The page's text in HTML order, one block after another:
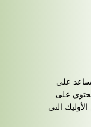
على
على
التي